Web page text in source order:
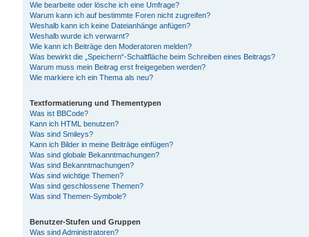
Wie bearbeite oder lösche ich eine Umfrage?
Warum kann ich auf bestimmte Foren nicht zugreifen?
Weshalb kann ich keine Dateianhänge anfügen?
Weshalb wurde ich verwarnt?
Wie kann ich Beiträge den Moderatoren melden?
Was bewirkt die „Speichern“-Schaltfläche beim Schreiben eines Beitrags?
Warum muss mein Beitrag erst freigegeben werden?
Wie markiere ich ein Thema als neu?
Textformatierung und Thementypen
Was ist BBCode?
Kann ich HTML benutzen?
Was sind Smileys?
Kann ich Bilder in meine Beiträge einfügen?
Was sind globale Bekanntmachungen?
Was sind Bekanntmachungen?
Was sind wichtige Themen?
Was sind geschlossene Themen?
Was sind Themen-Symbole?
Benutzer-Stufen und Gruppen
Was sind Administratoren?